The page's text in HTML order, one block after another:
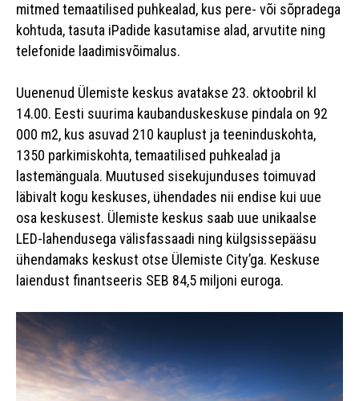
mitmed temaatilised puhkealad, kus pere- või sõpradega
kohtuda, tasuta iPadide kasutamise alad, arvutite ning
telefonide laadimisvõimalus.
Uuenenud Ülemiste keskus avatakse 23. oktoobril kl
14.00. Eesti suurima kaubanduskeskuse pindala on 92
000 m2, kus asuvad 210 kauplust ja teeninduskohta,
1350 parkimiskohta, temaatilised puhkealad ja
lastemänguala. Muutused sisekujunduses toimuvad
läbivalt kogu keskuses, ühendades nii endise kui uue
osa keskusest. Ülemiste keskus saab uue unikaalse
LED-lahendusega välisfassaadi ning külgsissepääsu
ühendamaks keskust otse Ülemiste City’ga. Keskuse
laiendust finantseeris SEB 84,5 miljoni euroga.